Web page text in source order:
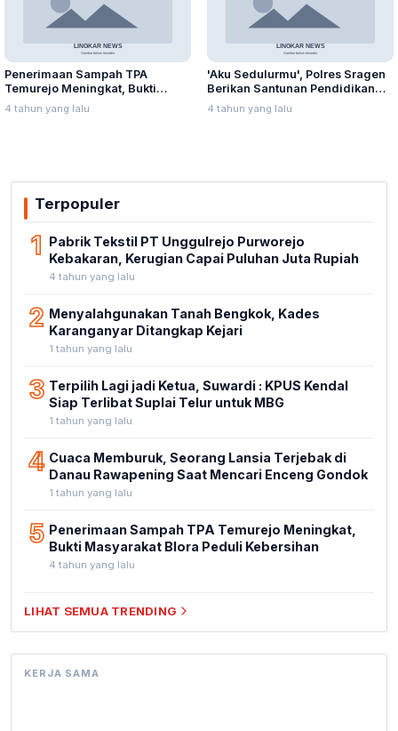
Penerimaan Sampah TPA
Temurejo Meningkat, Bukti
Masyarakat Blora Peduli
Kebersihan
4 tahun yang lalu
'Aku Sedulurmu', Polres Sragen
Berikan Santunan Pendidikan
Anak Yatim Piatu
4 tahun yang lalu
Terpopuler
1 Pabrik Tekstil PT Unggulrejo Purworejo
Kebakaran, Kerugian Capai Puluhan Juta Rupiah
4 tahun yang lalu
2 Menyalahgunakan Tanah Bengkok, Kades
Karanganyar Ditangkap Kejari
1 tahun yang lalu
3 Terpilih Lagi jadi Ketua, Suwardi : KPUS Kendal
Siap Terlibat Suplai Telur untuk MBG
1 tahun yang lalu
4 Cuaca Memburuk, Seorang Lansia Terjebak di
Danau Rawapening Saat Mencari Enceng Gondok
1 tahun yang lalu
5 Penerimaan Sampah TPA Temurejo Meningkat,
Bukti Masyarakat Blora Peduli Kebersihan
4 tahun yang lalu
LIHAT SEMUA TRENDING
KERJA SAMA